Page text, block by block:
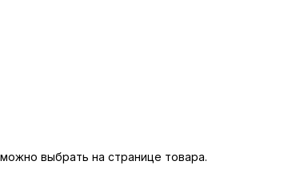
выбрать на странице товара.